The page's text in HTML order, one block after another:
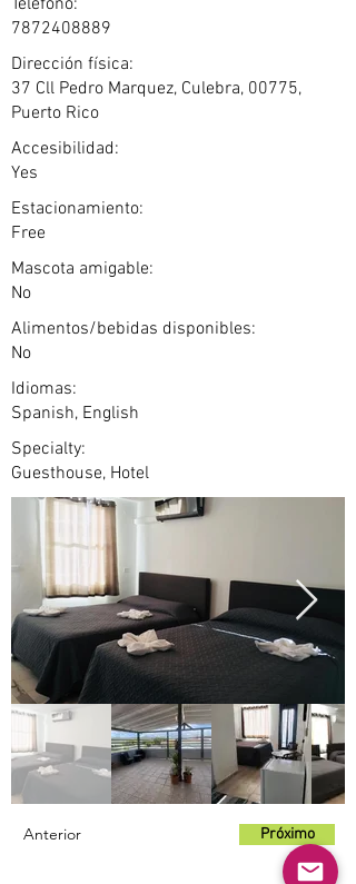
Teléfono:
7872408889
Dirección física:
37 Cll Pedro Marquez, Culebra, 00775,
Puerto Rico
Accesibilidad:
Yes
Estacionamiento:
Free
Mascota amigable:
No
Alimentos/bebidas disponibles:
No
Idiomas:
Spanish, English
Specialty:
Guesthouse, Hotel
Anterior Próximo